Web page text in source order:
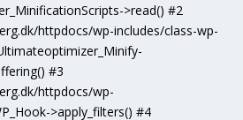
>read() #2
httpdocs/wp-includes/class-wp-
#3
httpdocs/wp-
>apply_filters() #4